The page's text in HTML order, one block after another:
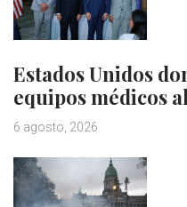
Estados Unidos
equipos médicos
6 agosto, 2026